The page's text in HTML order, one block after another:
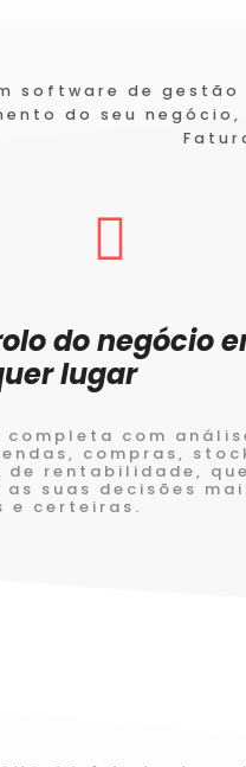
software de
do seu
do negócio
lugar
completa com
compras,
de rentabilidade, que
as suas decisões
e certeiras.